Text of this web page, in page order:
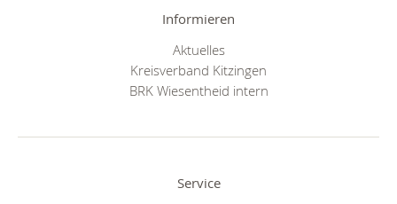
Informieren
Aktuelles
Kreisverband Kitzingen
BRK Wiesentheid intern
Service